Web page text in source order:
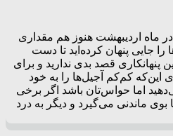
ماه اردیبهشت هنوز هم مقداری
را جایی پنهان کرده‌اید تا دست
پنهانکاری قصد بدی ندارید و برای
این‌که کم‌کم آجیل‌ها را به خود
اما حواس‌تان باشد اگر برخی
بوی ماندنی می‌گیرد و دیگر به درد